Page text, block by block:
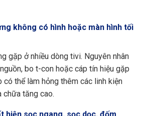
không có hình hoặc màn hình tối
gặp ở nhiều dòng tivi. Nguyên nhân
bo t-con hoặc cáp tín hiệu gặp
thể làm hỏng thêm các linh kiện
chữa tăng cao.